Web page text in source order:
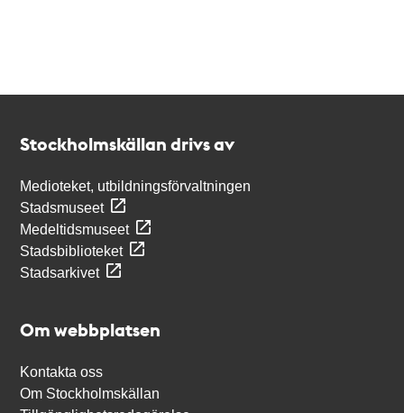
Stockholmskällan drivs av
Medioteket, utbildningsförvaltningen
Stadsmuseet
Medeltidsmuseet
Stadsbiblioteket
Stadsarkivet
Om webbplatsen
Kontakta oss
Om Stockholmskällan